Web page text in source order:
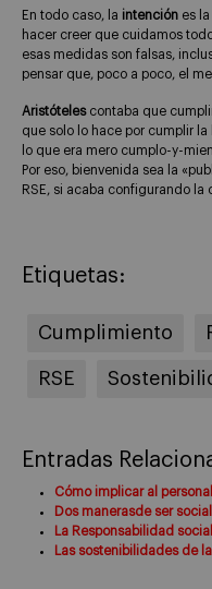
En todo caso, la intención es
hacer creer que cuidamos
esas medidas son falsas,
pensar que, poco a poco, el
Aristótelescontaba que
que solo lo hace por cumplir
lo que era mero cumplo-y-
Por eso, bienvenida sea la
RSE, si acaba configurando
Etiquetas:
Cumplimiento
RSE
Entradas
Cómo implicar al personal
Dos manerasde ser
La Responsabilidad
Las sostenibilidades de